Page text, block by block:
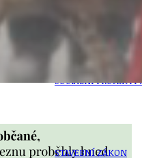
SOCIÁLNÍ PROJEKTY
STAVEBNÍ ZÁKON